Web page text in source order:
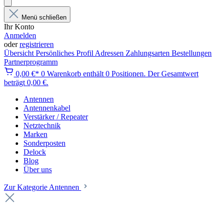
Menü schließen
Ihr Konto
Anmelden
oderregistrieren
Übersicht Persönliches Profil Adressen Zahlungsarten Bestellungen
Partnerprogramm
0,00 €* 0 Warenkorb enthält 0 Positionen. Der Gesamtwert
beträgt 0,00 €.
Antennen
Antennenkabel
Verstärker / Repeater
Netztechnik
Marken
Sonderposten
Delock
Blog
Über uns
Zur Kategorie Antennen